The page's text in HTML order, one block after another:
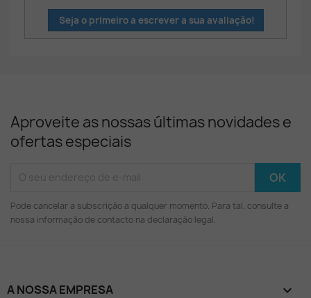
Seja o primeiro a escrever a sua avaliação!
Aproveite as nossas últimas novidades e
ofertas especiais
Pode cancelar a subscrição a qualquer momento. Para tal, consulte a
nossa informação de contacto na declaração legal.
A NOSSA EMPRESA 